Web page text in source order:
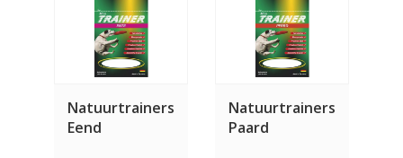
Natuurtrainers
Eend
Natuurtrainers
Paard